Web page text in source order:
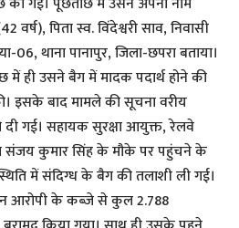
पिता स्व. विंदेश्वरी साव, निवासी
06, थाना पानापुर, जिला-छपरा बताया।
में ही उसने बैग में मादक पदार्थ होने की
इसके बाद मामले की सूचना वरीय
दी गई। सहायक सुरक्षा आयुक्त, रेलवे
संजय कुमार सिंह के मौके पर पहुंचने के
में संदिग्ध के बैग की तलाशी ली गई।
आरोपी के कब्जे से कुल 2.788